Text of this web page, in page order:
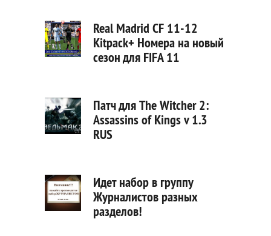
Real Madrid CF 11-12
Kitpack+ Номера на новый
сезон для FIFA 11
Патч для The Witcher 2:
Assassins of Kings v 1.3
RUS
Идет набор в группу
Журналистов разных
разделов!